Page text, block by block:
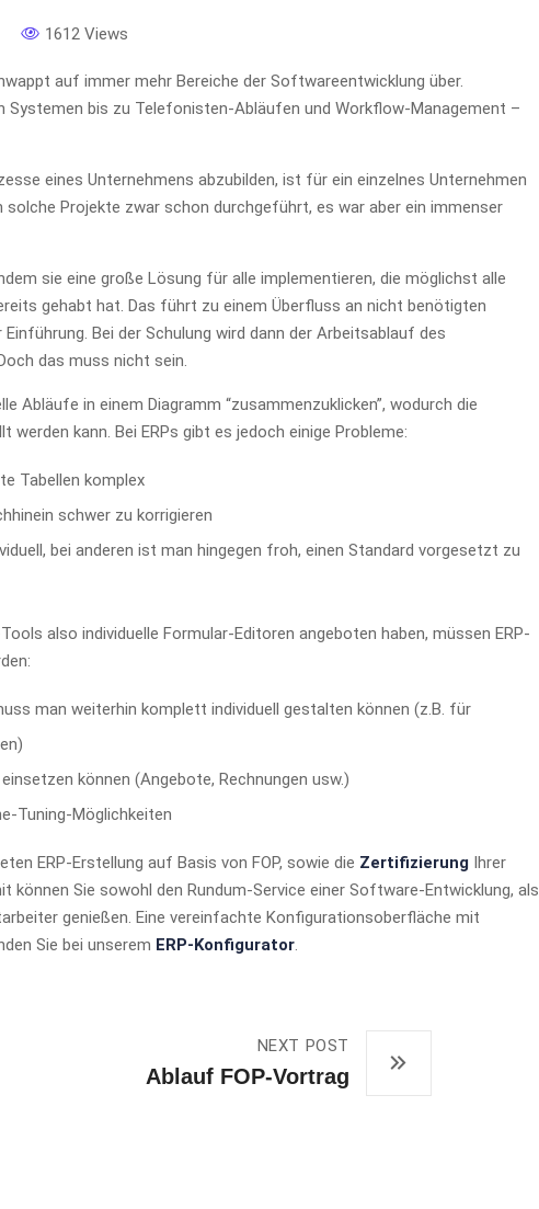
1612 Views
auf immer mehr Bereiche der Softwareentwicklung über.
Systemen bis zu Telefonisten-Abläufen und Workflow-Management –
eines Unternehmens abzubilden, ist für ein einzelnes Unternehmen
Projekte zwar schon durchgeführt, es war aber ein immenser
sie eine große Lösung für alle implementieren, die möglichst alle
gehabt hat. Das führt zu einem Überfluss an nicht benötigten
Bei der Schulung wird dann der Arbeitsablauf des
das muss nicht sein.
Abläufe in einem Diagramm “zusammenzuklicken”, wodurch die
werden kann. Bei ERPs gibt es jedoch einige Probleme:
Tabellen komplex
schwer zu korrigieren
bei anderen ist man hingegen froh, einen Standard vorgesetzt zu
also individuelle Formular-Editoren angeboten haben, müssen ERP-
man weiterhin komplett individuell gestalten können (z.B. für
können (Angebote, Rechnungen usw.)
Tuning-Möglichkeiten
ERP-Erstellung auf Basis von FOP, sowie die Zertifizierung Ihrer
können Sie sowohl den Rundum-Service einer Software-Entwicklung, als
genießen. Eine vereinfachte Konfigurationsoberfläche mit
Sie bei unserem ERP-Konfigurator
NEXT POST
Ablauf FOP-Vortrag